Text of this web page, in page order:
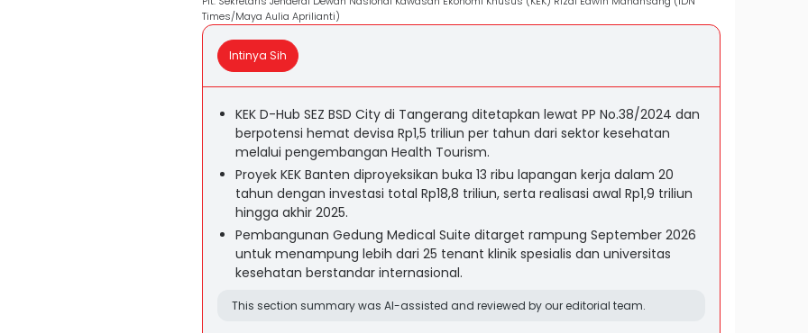
Times/Maya Aulia Aprilianti)
Intinya Sih
KEK D-Hub SEZ BSD City di Tangerang ditetapkan lewat PP No.38/2024 dan
berpotensi hemat devisa Rp1,5 triliun per tahun dari sektor kesehatan
melalui pengembangan Health Tourism.
Proyek KEK Banten diproyeksikan buka 13 ribu lapangan kerja dalam 20
tahun dengan investasi total Rp18,8 triliun, serta realisasi awal Rp1,9 triliun
hingga akhir 2025.
Pembangunan Gedung Medical Suite ditarget rampung September 2026
untuk menampung lebih dari 25 tenant klinik spesialis dan universitas
kesehatan berstandar internasional.
This section summary was AI-assisted and reviewed by our editorial team.